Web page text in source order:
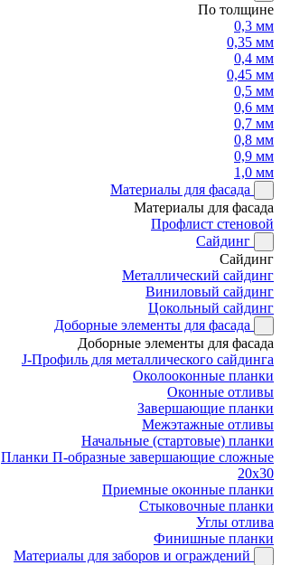
По толщине
0,3 мм
0,35 мм
0,4 мм
0,45 мм
0,5 мм
0,6 мм
0,7 мм
0,8 мм
0,9 мм
1,0 мм
Материалы для фасада
Материалы для фасада
Профлист стеновой
Сайдинг
Сайдинг
Металлический сайдинг
Виниловый сайдинг
Цокольный сайдинг
Доборные элементы для фасада
Доборные элементы для фасада
J-Профиль для металлического сайдинга
Околооконные планки
Оконные отливы
Завершающие планки
Межэтажные отливы
Начальные (стартовые) планки
Планки П-образные завершающие сложные
20x30
Приемные оконные планки
Стыковочные планки
Углы отлива
Финишные планки
Материалы для заборов и ограждений